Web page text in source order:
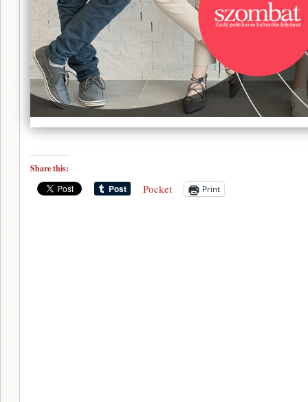
Share this:
Pocket Print